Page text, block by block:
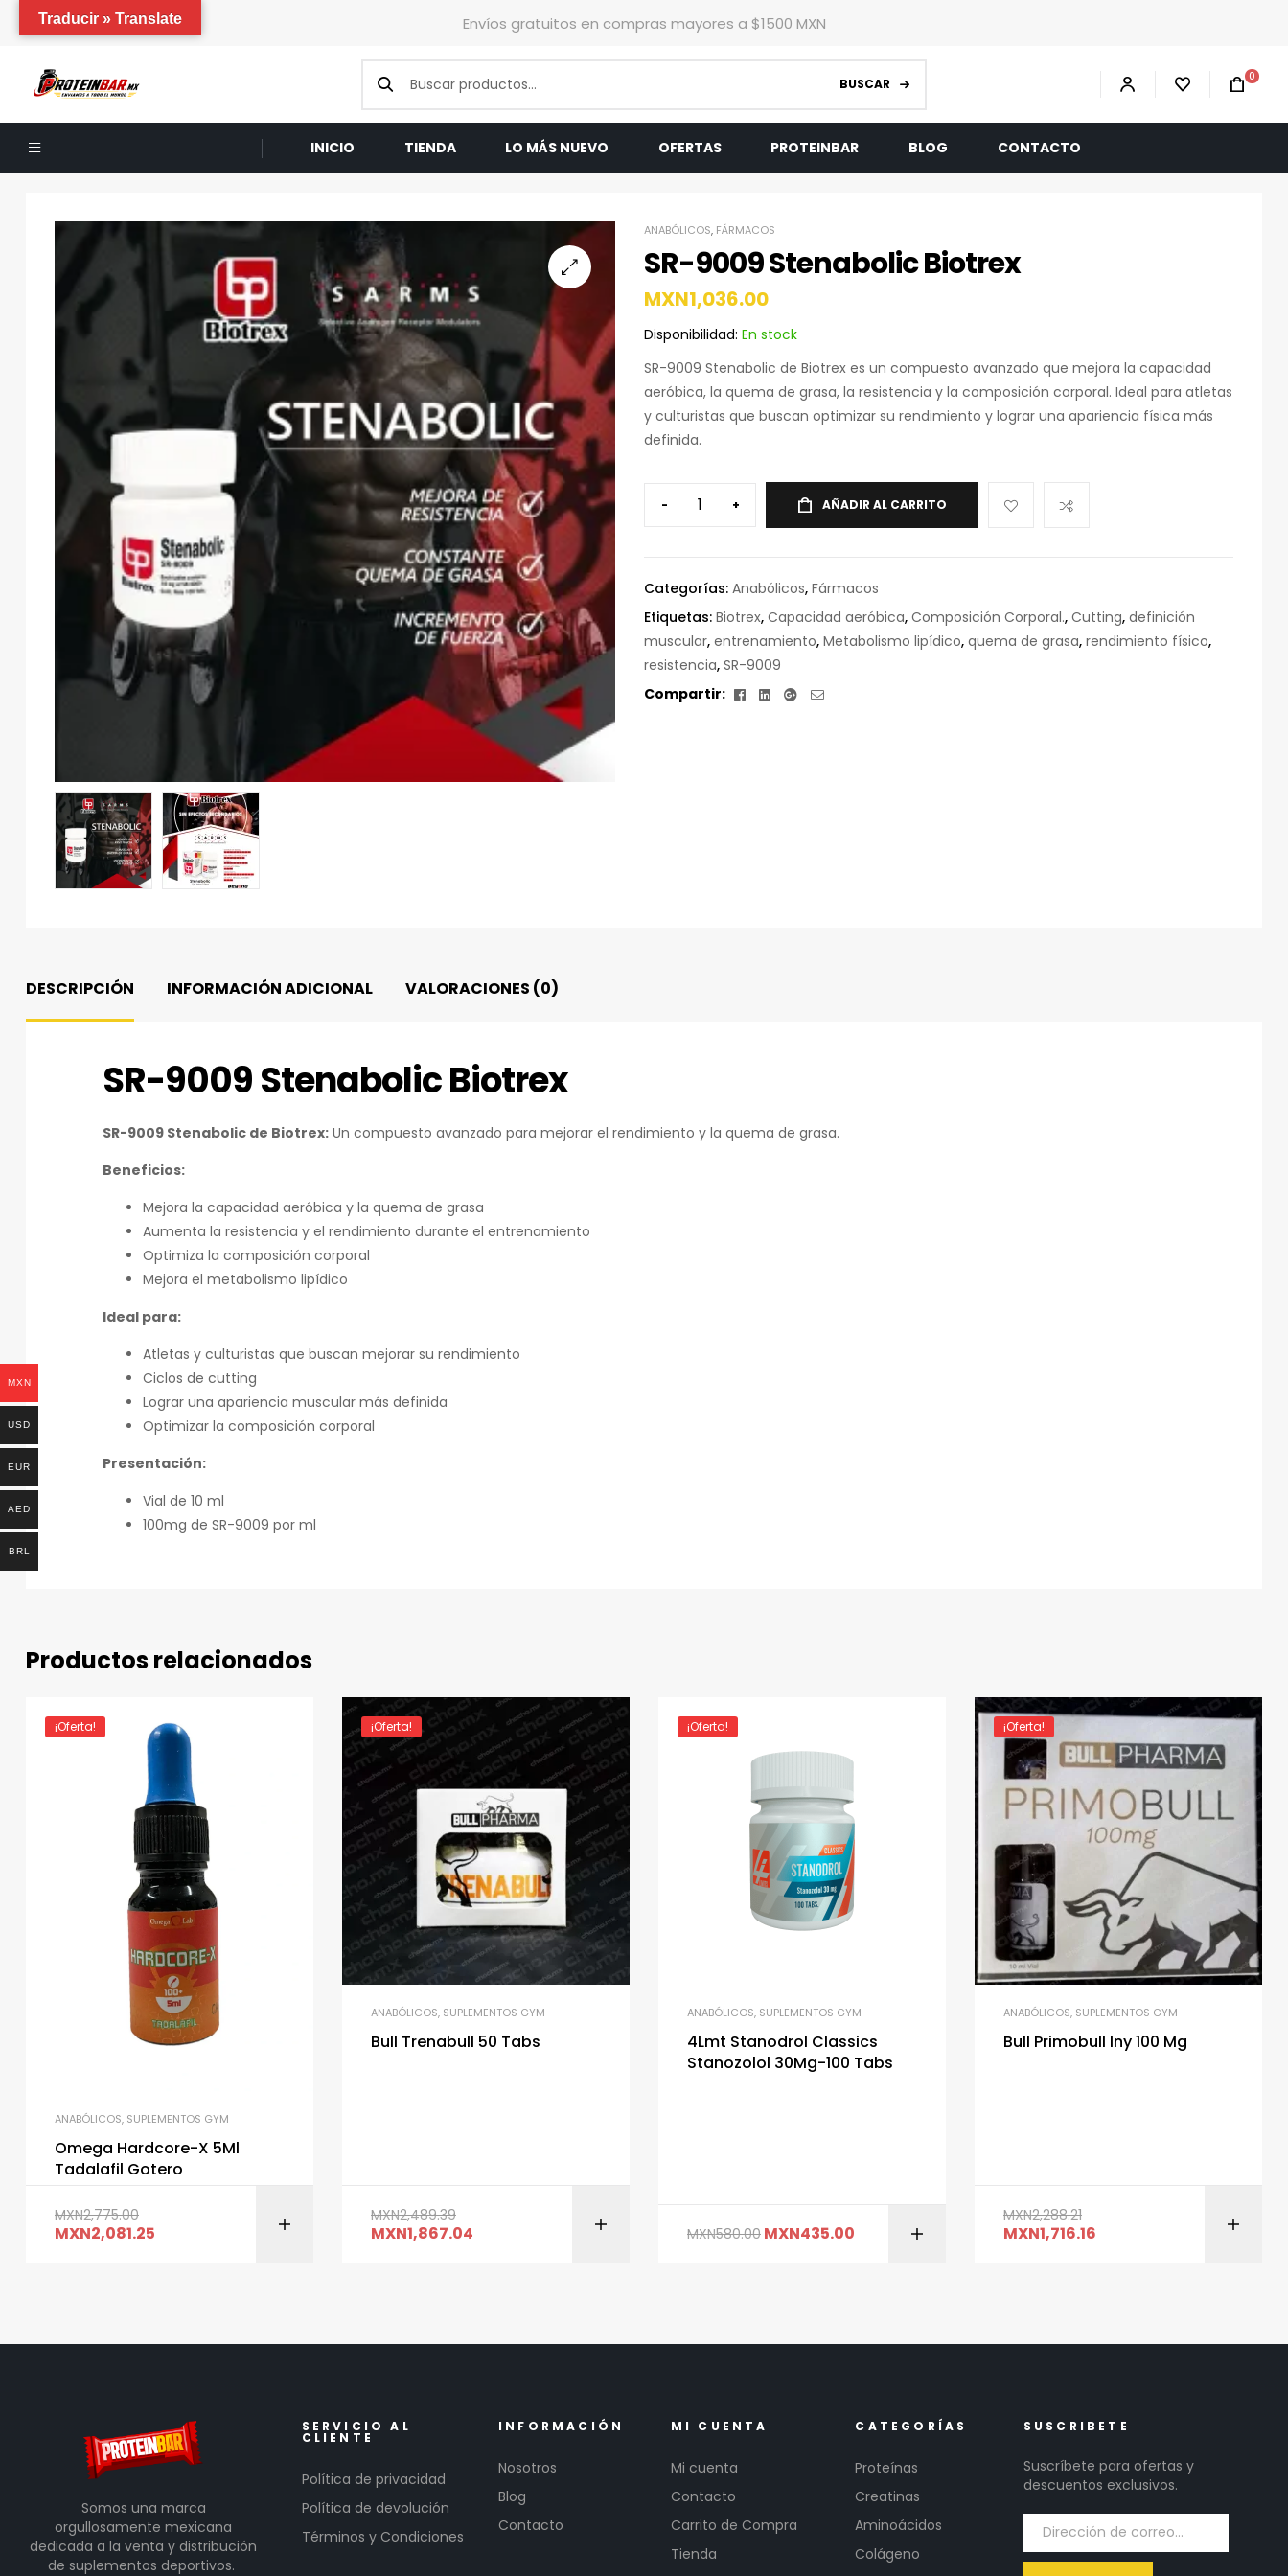
Envíos gratuitos en compras mayores a $1500 MXN
BUSCAR 0
INICIO TIENDA LO MÁS NUEVO OFERTAS PROTEINBAR BLOG CONTACTO
ANABÓLICOS, FÁRMACOS
SR-9009 Stenabolic Biotrex
MXN1,036.00
Disponibilidad: En stock
SR-9009 Stenabolic de Biotrex es un compuesto avanzado que mejora la capacidad
aeróbica, la quema de grasa, la resistencia y la composición corporal. Ideal para atletas
y culturistas que buscan optimizar su rendimiento y lograr una apariencia física más
definida.
- + AÑADIR AL CARRITO
Categorías: Anabólicos, Fármacos
Etiquetas: Biotrex, Capacidad aeróbica, Composición Corporal., Cutting, definición
muscular, entrenamiento, Metabolismo lipídico, quema de grasa, rendimiento físico,
resistencia, SR-9009
Compartir:
Facebook
LinkedinGoogle+
Correo
DESCRIPCIÓN INFORMACIÓN ADICIONAL VALORACIONES (0)
SR-9009 Stenabolic Biotrex
SR-9009 Stenabolic de Biotrex: Un compuesto avanzado para mejorar el rendimiento y la quema de grasa.
Beneficios:
Mejora la capacidad aeróbica y la quema de grasa
Aumenta la resistencia y el rendimiento durante el entrenamiento
Optimiza la composición corporal
Mejora el metabolismo lipídico
Ideal para:
Atletas y culturistas que buscan mejorar su rendimiento
Ciclos de cutting
Lograr una apariencia muscular más definida
Optimizar la composición corporal
Presentación:
Vial de 10 ml
100mg de SR-9009 por ml
Productos relacionados
¡Oferta!
ANABÓLICOS, SUPLEMENTOS GYM
Omega Hardcore-X 5Ml
Tadalafil Gotero
MXN2,775.00
MXN2,081.25 AÑADIR AL CARRITO
¡Oferta!
ANABÓLICOS, SUPLEMENTOS GYM
Bull Trenabull 50 Tabs
MXN2,489.39
MXN1,867.04 AÑADIR AL CARRITO
¡Oferta!
ANABÓLICOS, SUPLEMENTOS GYM
4Lmt Stanodrol Classics
Stanozolol 30Mg-100 Tabs
MXN580.00 MXN435.00 AÑADIR AL CARRITO
¡Oferta!
ANABÓLICOS, SUPLEMENTOS GYM
Bull Primobull Iny 100 Mg
MXN2,288.21
MXN1,716.16
Somos una marca
orgullosamente mexicana
dedicada a la venta y distribución
de suplementos deportivos.
SERVICIO AL
CLIENTE
Política de privacidad
Política de devolución
Términos y Condiciones
INFORMACIÓN
Nosotros
Blog
Contacto
MI CUENTA
Mi cuenta
Contacto
Carrito de Compra
Tienda
CATEGORÍAS
Proteínas
Creatinas
Aminoácidos
Colágeno
SUSCRIBETE
Suscríbete para ofertas y
descuentos exclusivos.
Traducir » Translate
MXN
USD
EUR
AED
BRL